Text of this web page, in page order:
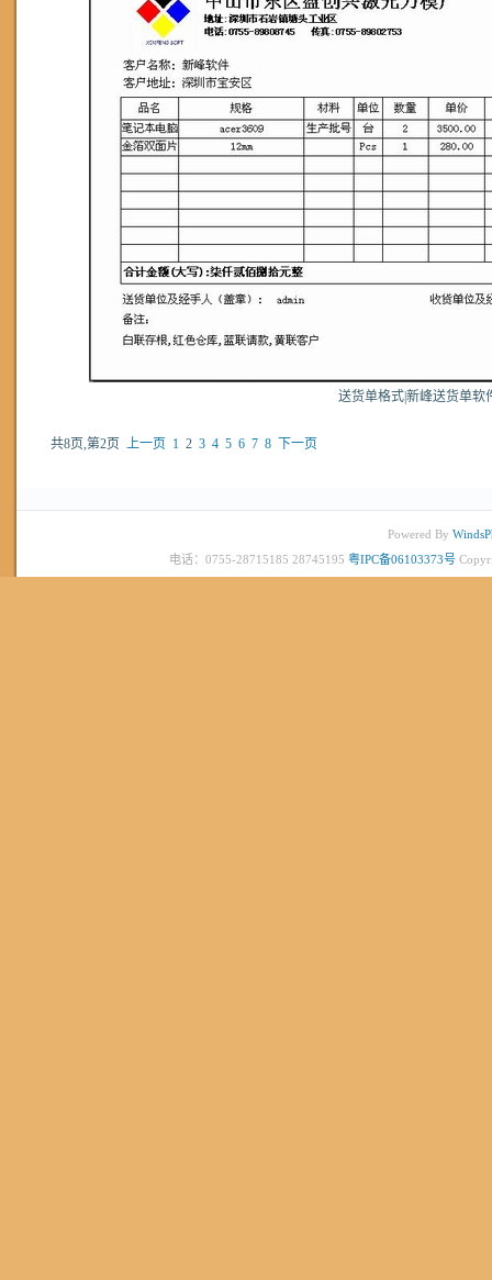
送货单格式|新峰送货单软
共8页,第2页 上一页 1 2 3 4 5 6 7 8 下一页
Powered By
电话：0755-28715185 28745195 粤IPC备06103373号